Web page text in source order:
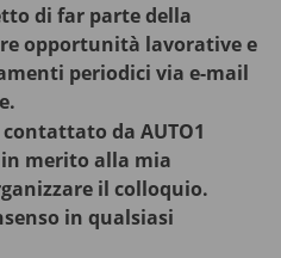
di far parte della
opportunità lavorative e
periodici via e-mail
da AUTO1
merito alla mia
il colloquio.
in qualsiasi